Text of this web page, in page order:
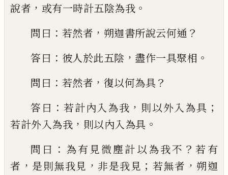
說者 ， 或有一時計五陰為我 。
問曰 ： 若然者 ， 朔迦書所說云何通 ？
答曰 ： 彼人於此五陰 ， 盡作一具聚相 。
問曰 ： 若然者 ， 復以何為具？
答曰 ：若計內入為我 ， 則以外入為具 ；
若計外入為我 ， 則以內入為具 。
問曰 ： 為有見微塵計以為我不 ？若有
者 ， 是則無我見 ， 非是我見 ； 若無者 ， 朔迦